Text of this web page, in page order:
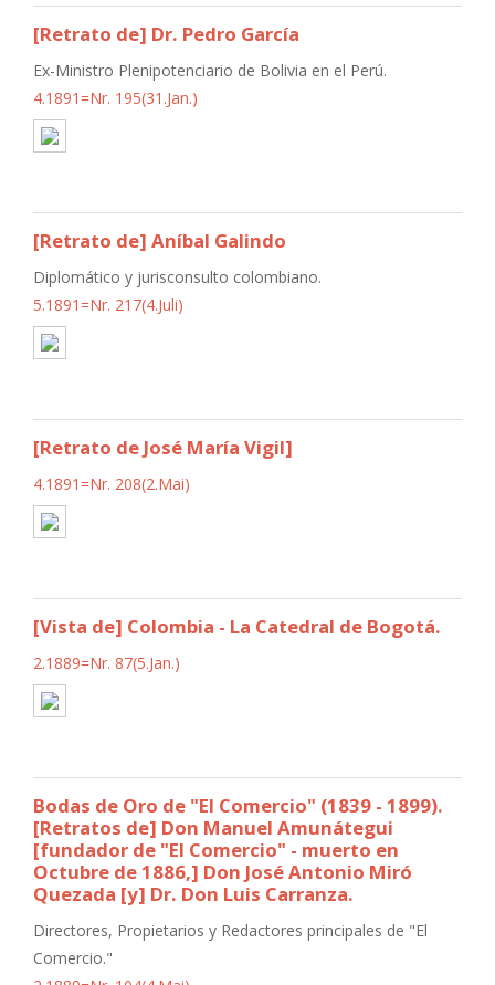
[Retrato de] Dr. Pedro García
Ex-Ministro Plenipotenciario de Bolivia en el Perú.
4.1891=Nr. 195(31.Jan.)
[Retrato de] Aníbal Galindo
Diplomático y jurisconsulto colombiano.
5.1891=Nr. 217(4.Juli)
[Retrato de José María Vigil]
4.1891=Nr. 208(2.Mai)
[Vista de] Colombia - La Catedral de Bogotá.
2.1889=Nr. 87(5.Jan.)
Bodas de Oro de "El Comercio" (1839 - 1899).
[Retratos de] Don Manuel Amunátegui
[fundador de "El Comercio" - muerto en
Octubre de 1886,] Don José Antonio Miró
Quezada [y] Dr. Don Luis Carranza.
Directores, Propietarios y Redactores principales de "El
Comercio."